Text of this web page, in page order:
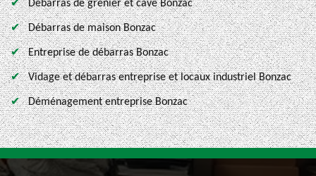
Débarras de grenier et cave Bonzac
Débarras de maison Bonzac
Entreprise de débarras Bonzac
Vidage et débarras entreprise et locaux industriel Bonzac
Déménagement entreprise Bonzac